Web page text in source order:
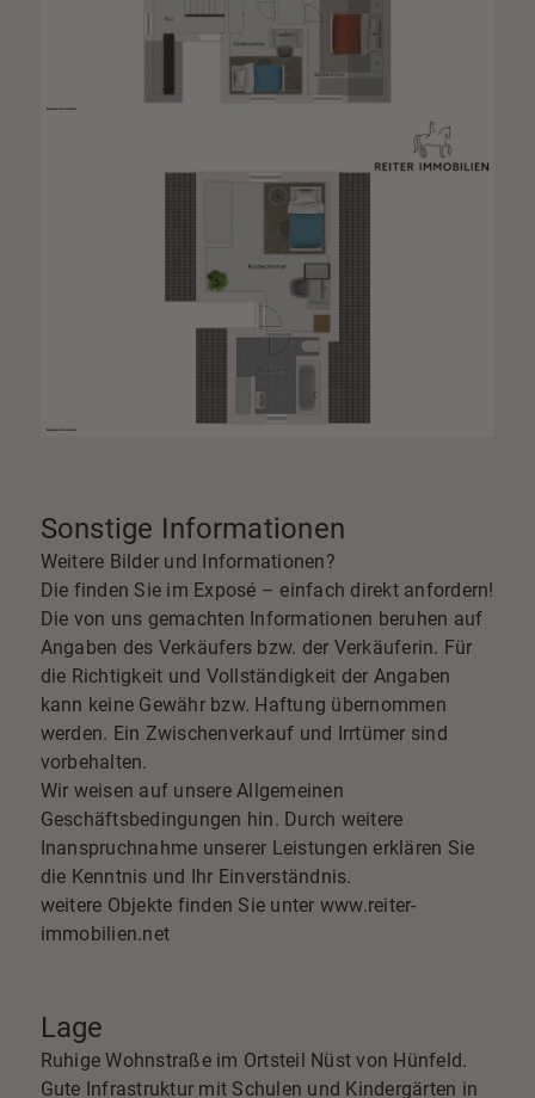
Sonstige Informationen
Weitere Bilder und Informationen?
Die finden Sie im Exposé – einfach direkt anfordern!
Die von uns gemachten Informationen beruhen auf
Angaben des Verkäufers bzw. der Verkäuferin. Für
die Richtigkeit und Vollständigkeit der Angaben
kann keine Gewähr bzw. Haftung übernommen
werden. Ein Zwischenverkauf und Irrtümer sind
vorbehalten.
Wir weisen auf unsere Allgemeinen
Geschäftsbedingungen hin. Durch weitere
Inanspruchnahme unserer Leistungen erklären Sie
die Kenntnis und Ihr Einverständnis.
weitere Objekte finden Sie unter www.reiter-
immobilien.net
Lage
Ruhige Wohnstraße im Ortsteil Nüst von Hünfeld.
Gute Infrastruktur mit Schulen und Kindergärten in